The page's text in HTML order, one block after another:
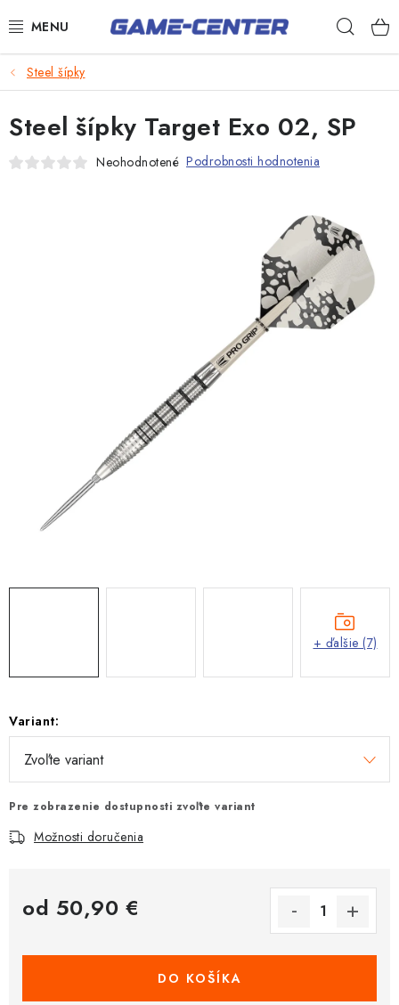
na
ŠípkySteel šípky
Variant:
Pre zobrazenie dostupnosti zvoľte variant
Možnosti doručenia
od 50,90 €
DO KOŠÍKA
Steel šípky Target Exo 02, SP
Neohodnotené Podrobnosti hodnotenia
+ ďalšie (7)